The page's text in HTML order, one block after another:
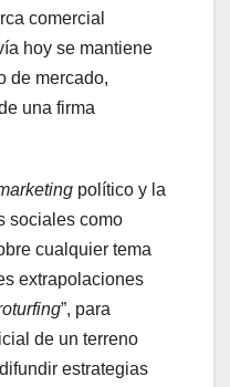
comercial
hoy se mantiene
de mercado,
una firma
político y la
sociales como
cualquier tema
extrapolaciones
”, para
de un terreno
estrategias